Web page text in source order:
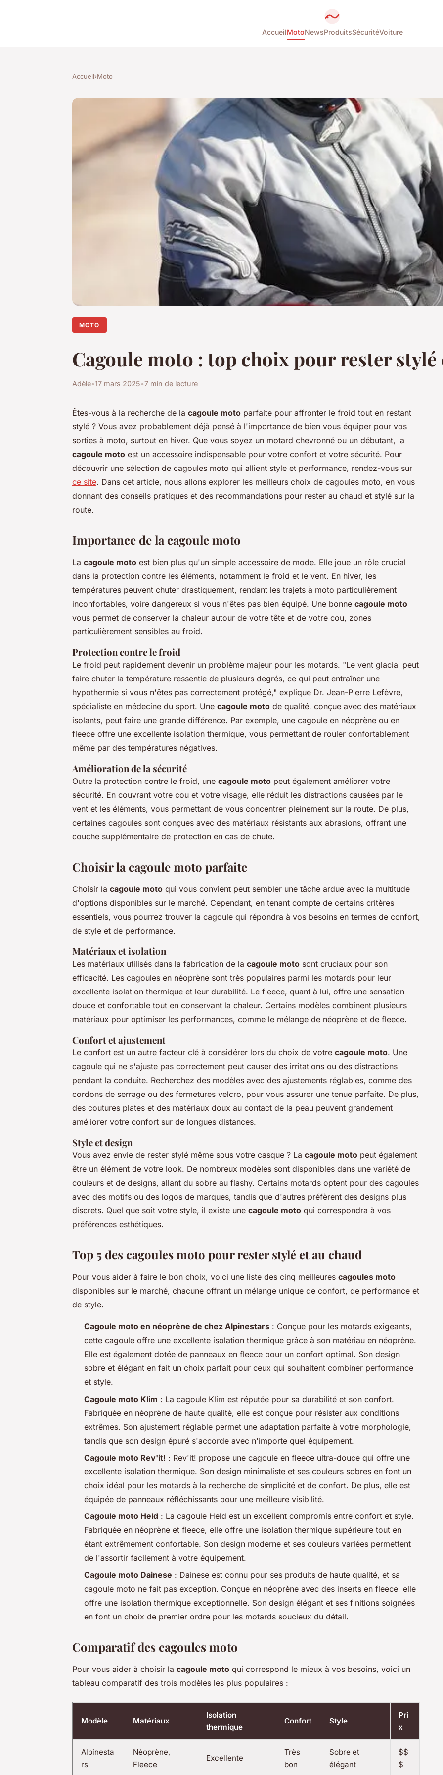
AccueilMotoNewsProduitsSécuritéVoiture
Accueil›Moto
MOTO
Cagoule moto : top choix pour rester stylé
Adèle•17 mars 2025•7 min de lecture
Êtes-vous à la recherche de la cagoule moto parfaite pour affronter le froid tout en restant
stylé ? Vous avez probablement déjà pensé à l'importance de bien vous équiper pour vos
sorties à moto, surtout en hiver. Que vous soyez un motard chevronné ou un débutant, la
cagoule moto est un accessoire indispensable pour votre confort et votre sécurité. Pour
découvrir une sélection de cagoules moto qui allient style et performance, rendez-vous sur
ce site. Dans cet article, nous allons explorer les meilleurs choix de cagoules moto, en vous
donnant des conseils pratiques et des recommandations pour rester au chaud et stylé sur la
route.
Importance de la cagoule moto
La cagoule moto est bien plus qu'un simple accessoire de mode. Elle joue un rôle crucial
dans la protection contre les éléments, notamment le froid et le vent. En hiver, les
températures peuvent chuter drastiquement, rendant les trajets à moto particulièrement
inconfortables, voire dangereux si vous n'êtes pas bien équipé. Une bonne cagoule moto
vous permet de conserver la chaleur autour de votre tête et de votre cou, zones
particulièrement sensibles au froid.
Protection contre le froid
Le froid peut rapidement devenir un problème majeur pour les motards. "Le vent glacial peut
faire chuter la température ressentie de plusieurs degrés, ce qui peut entraîner une
hypothermie si vous n'êtes pas correctement protégé," explique Dr. Jean-Pierre Lefèvre,
spécialiste en médecine du sport. Une cagoule moto de qualité, conçue avec des matériaux
isolants, peut faire une grande différence. Par exemple, une cagoule en néoprène ou en
fleece offre une excellente isolation thermique, vous permettant de rouler confortablement
même par des températures négatives.
Amélioration de la sécurité
Outre la protection contre le froid, une cagoule moto peut également améliorer votre
sécurité. En couvrant votre cou et votre visage, elle réduit les distractions causées par le
vent et les éléments, vous permettant de vous concentrer pleinement sur la route. De plus,
certaines cagoules sont conçues avec des matériaux résistants aux abrasions, offrant une
couche supplémentaire de protection en cas de chute.
Choisir la cagoule moto parfaite
Choisir la cagoule moto qui vous convient peut sembler une tâche ardue avec la multitude
d'options disponibles sur le marché. Cependant, en tenant compte de certains critères
essentiels, vous pourrez trouver la cagoule qui répondra à vos besoins en termes de confort,
de style et de performance.
Matériaux et isolation
Les matériaux utilisés dans la fabrication de la cagoule moto sont cruciaux pour son
efficacité. Les cagoules en néoprène sont très populaires parmi les motards pour leur
excellente isolation thermique et leur durabilité. Le fleece, quant à lui, offre une sensation
douce et confortable tout en conservant la chaleur. Certains modèles combinent plusieurs
matériaux pour optimiser les performances, comme le mélange de néoprène et de fleece.
Confort et ajustement
Le confort est un autre facteur clé à considérer lors du choix de votre cagoule moto. Une
cagoule qui ne s'ajuste pas correctement peut causer des irritations ou des distractions
pendant la conduite. Recherchez des modèles avec des ajustements réglables, comme des
cordons de serrage ou des fermetures velcro, pour vous assurer une tenue parfaite. De plus,
des coutures plates et des matériaux doux au contact de la peau peuvent grandement
améliorer votre confort sur de longues distances.
Style et design
Vous avez envie de rester stylé même sous votre casque ? La cagoule moto peut également
être un élément de votre look. De nombreux modèles sont disponibles dans une variété de
couleurs et de designs, allant du sobre au flashy. Certains motards optent pour des cagoules
avec des motifs ou des logos de marques, tandis que d'autres préfèrent des designs plus
discrets. Quel que soit votre style, il existe une cagoule moto qui correspondra à vos
préférences esthétiques.
Top 5 des cagoules moto pour rester stylé et au chaud
Pour vous aider à faire le bon choix, voici une liste des cinq meilleures cagoules moto
disponibles sur le marché, chacune offrant un mélange unique de confort, de performance et
de style.
Cagoule moto en néoprène de chez Alpinestars : Conçue pour les motards exigeants,
cette cagoule offre une excellente isolation thermique grâce à son matériau en néoprène.
Elle est également dotée de panneaux en fleece pour un confort optimal. Son design
sobre et élégant en fait un choix parfait pour ceux qui souhaitent combiner performance
et style.
Cagoule moto Klim : La cagoule Klim est réputée pour sa durabilité et son confort.
Fabriquée en néoprène de haute qualité, elle est conçue pour résister aux conditions
extrêmes. Son ajustement réglable permet une adaptation parfaite à votre morphologie,
tandis que son design épuré s'accorde avec n'importe quel équipement.
Cagoule moto Rev'it! : Rev'it! propose une cagoule en fleece ultra-douce qui offre une
excellente isolation thermique. Son design minimaliste et ses couleurs sobres en font un
choix idéal pour les motards à la recherche de simplicité et de confort. De plus, elle est
équipée de panneaux réfléchissants pour une meilleure visibilité.
Cagoule moto Held : La cagoule Held est un excellent compromis entre confort et style.
Fabriquée en néoprène et fleece, elle offre une isolation thermique supérieure tout en
étant extrêmement confortable. Son design moderne et ses couleurs variées permettent
de l'assortir facilement à votre équipement.
Cagoule moto Dainese : Dainese est connu pour ses produits de haute qualité, et sa
cagoule moto ne fait pas exception. Conçue en néoprène avec des inserts en fleece, elle
offre une isolation thermique exceptionnelle. Son design élégant et ses finitions soignées
en font un choix de premier ordre pour les motards soucieux du détail.
Comparatif des cagoules moto
Pour vous aider à choisir la cagoule moto qui correspond le mieux à vos besoins, voici un
tableau comparatif des trois modèles les plus populaires :
Modèle Matériaux
Isolation
thermique
Confort Style
Pri
x
Alpinesta
rs
Néoprène,
Fleece
Excellente
Très
bon
Sobre et
élégant
$$
$